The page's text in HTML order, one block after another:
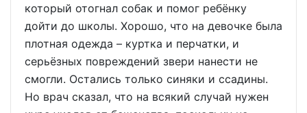
который отогнал собак и помог ребёнку
дойти до школы. Хорошо, что на девочке была
плотная одежда – куртка и перчатки, и
серьёзных повреждений звери нанести не
смогли. Остались только синяки и ссадины.
Но врач сказал, что на всякий случай нужен